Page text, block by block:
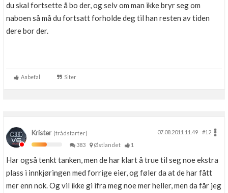
du skal fortsette å bo der, og selv om man ikke bryr seg om
naboen så må du fortsatt forholde deg til han resten av tiden
dere bor der.
Anbefal Siter
Krister(trådstarter) 07.08.2011 11.49
#12
383
Østlandet 1
Har også tenkt tanken, men de har klart å true til seg noe ekstra
plass i innkjøringen med forrige eier, og føler da at de har fått
mer enn nok. Og vil ikke gi ifra meg noe mer heller, men da får jeg